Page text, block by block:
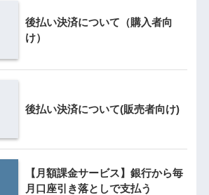
後払い決済について（購入者向
け）
後払い決済について(販売者向け)
【月額課金サービス】銀行から毎
月口座引き落としで支払う